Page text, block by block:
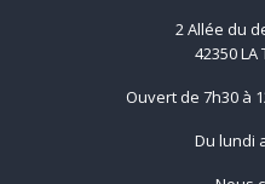
2 Allée du
42350 LA
Ouvert de 7h30 à
Du lundi